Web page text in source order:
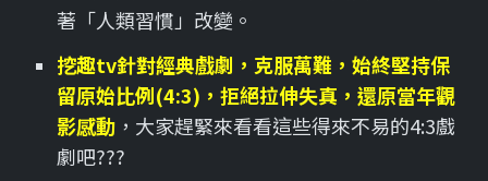
著「人類習慣」改變。
挖趣tv針對經典戲劇，克服萬難，始終堅持保
留原始比例(4:3)，拒絕拉伸失真，還原當年觀
影感動 ，大家趕緊來看看這些得來不易的4:3戲
劇吧???